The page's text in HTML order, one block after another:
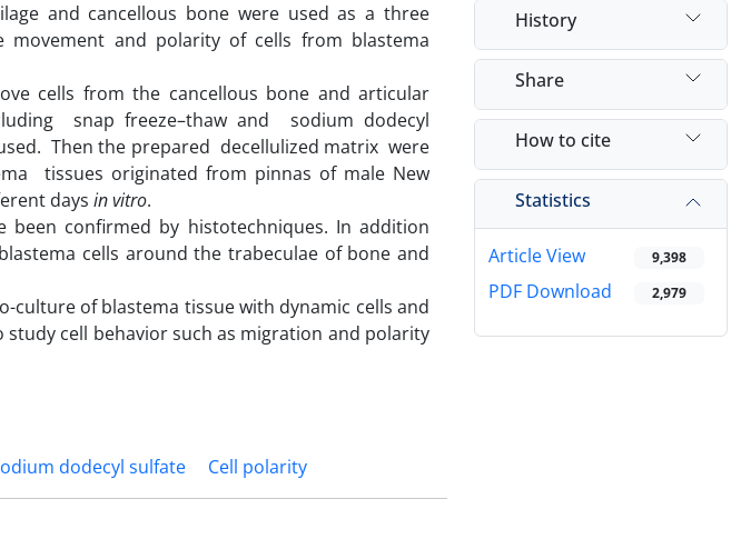
and cancellous bone were used as a three
movement and polarity of cells from blastema
cells from the cancellous bone and articular
snap freeze–thaw and sodium dodecyl
Then the prepared decellulized matrix were
tissues originated from pinnas of male New
days in vitro.
confirmed by histotechniques. In addition
cells around the trabeculae of bone and
culture of blastema tissue with dynamic cells and
cell behavior such as migration and polarity
dodecyl sulfate Cell polarity
History
Share
How to cite
Statistics
Article View 9,398
PDF Download 2,979